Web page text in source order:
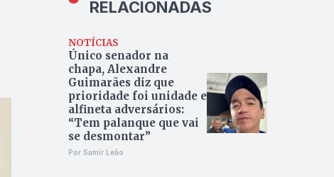
RELACIONADAS
NOTÍCIAS
Único senador na
chapa, Alexandre
Guimarães diz que
prioridade foi unidade e
alfineta adversários:
“Tem palanque que vai
se desmontar”
Por Samir Leão